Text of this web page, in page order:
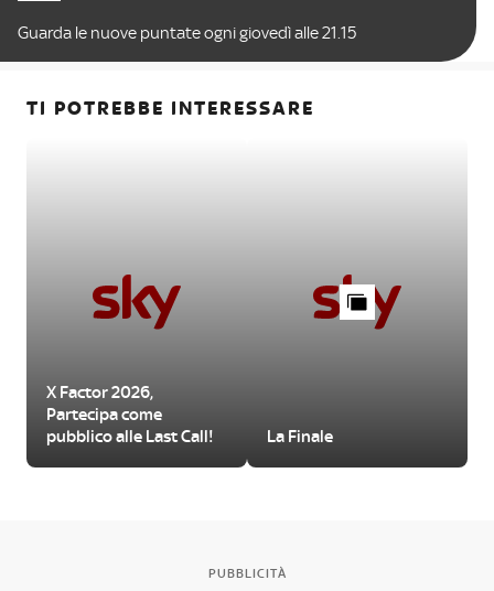
Guarda le nuove puntate ogni giovedì alle 21.15
TI POTREBBE INTERESSARE
X Factor 2026,
Partecipa come
pubblico alle Last Call!
La Finale
PUBBLICITÀ